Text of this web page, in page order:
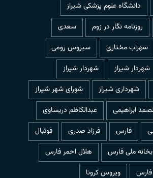
دانشگاه علوم پزشکی شیراز
روزنامه نگار در زوم
سعدی
سهراب مختاری
سیروس رومی
شهردار شيراز
شهردار شیراز
شهرداری شیراز
شورای شهر شیراز
ابراهیمی
عبدالکاظم دریساوی
فارس فرزاد صدری
فوتبال
ملی فارس
هلال احمر فارس
فارس
ویروس کرونا